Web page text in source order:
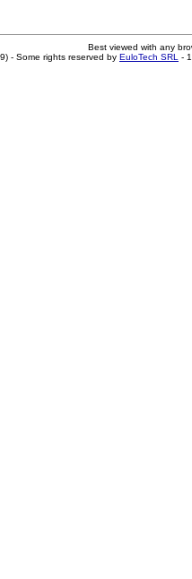
Best viewed with any
- Some rights reserved by EuloTech SRL -